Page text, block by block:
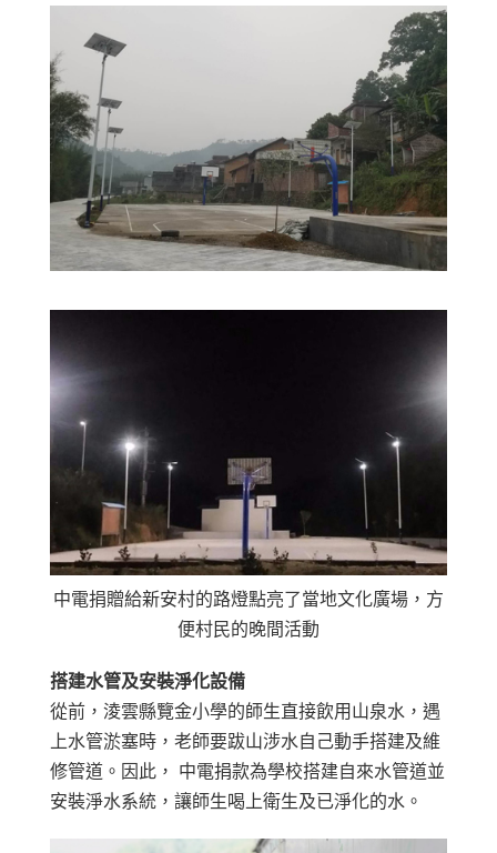
中電捐贈給新安村的路燈點亮了當地文化廣場，方
便村民的晚間活動
搭建水管及安裝淨化設備
從前，淩雲縣覽金小學的師生直接飲用山泉水，遇
上水管淤塞時，老師要跋山涉水自己動手搭建及維
修管道。因此， 中電捐款為學校搭建自來水管道並
安裝淨水系統，讓師生喝上衛生及已淨化的水。